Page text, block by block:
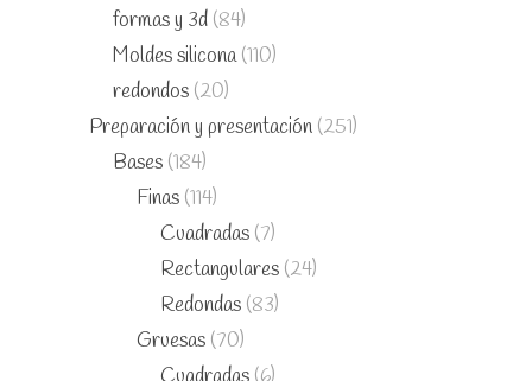
formas y 3d (84)
Moldes silicona (110)
redondos (20)
Preparación y presentación (251)
Bases (184)
Finas (114)
Cuadradas (7)
Rectangulares (24)
Redondas (83)
Gruesas (70)